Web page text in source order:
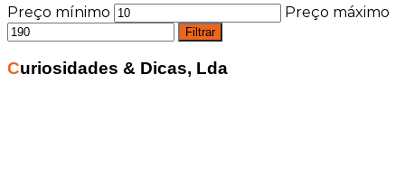
Preço mínimo Preço máximo
Filtrar
Curiosidades & Dicas, Lda